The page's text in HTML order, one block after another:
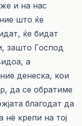
и на нас
што ќе
ќе бидат
зашто Господ
а
денеска, кои
да се обратиме
благодат да
крепи на тој